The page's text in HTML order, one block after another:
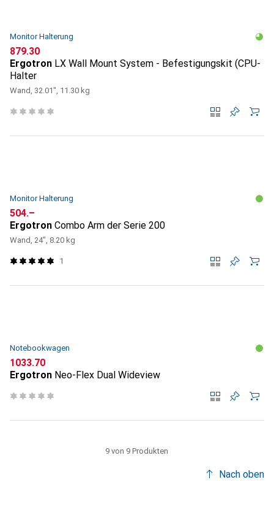
Monitor Halterung
CHF
879.30
Ergotron LX Wall Mount System - Befestigungskit (CPU-
Halter
Wand, 32.01", 11.30 kg
Monitor Halterung
CHF
504.–
Ergotron Combo Arm der Serie 200
Wand, 24", 8.20 kg
1
Notebookwagen
CHF
1033.70
Ergotron Neo-Flex Dual Wideview
9 von 9 Produkten
Nach oben